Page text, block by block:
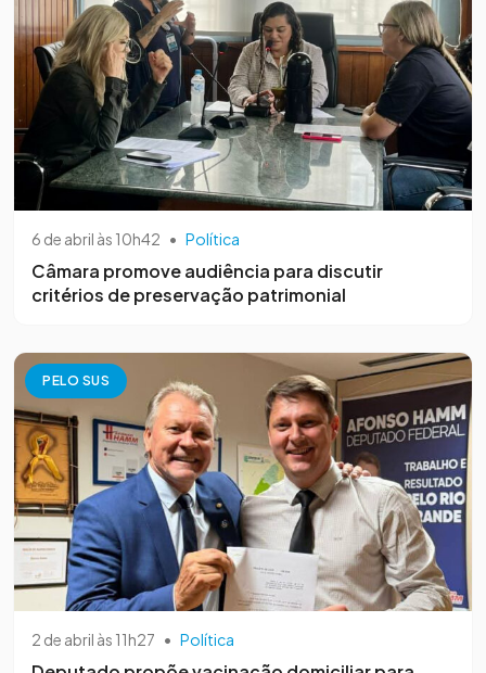
6 de abril às 10h42 • Política
Câmara promove audiência para discutir
critérios de preservação patrimonial
PELO SUS
2 de abril às 11h27 • Política